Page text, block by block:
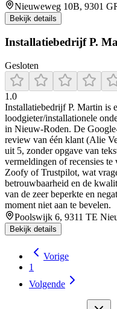
Nieuweweg 10B, 9301
Bekijk details
Installatiebedrijf P.
Gesloten
1.0
Installatiebedrijf P. Martin is
loodgieter/installationele
in Nieuw‑Roden. De
review van één klant (Alie
uit 5, zonder opgave van
vermeldingen of recensies
Zoofy of Trustpilot, wat
betrouwbaarheid en de
van de zeer beperkte en
moment niet aan te bevelen.
Poolswijk 6, 9311 TE
Bekijk details
Vorige
1
Volgende